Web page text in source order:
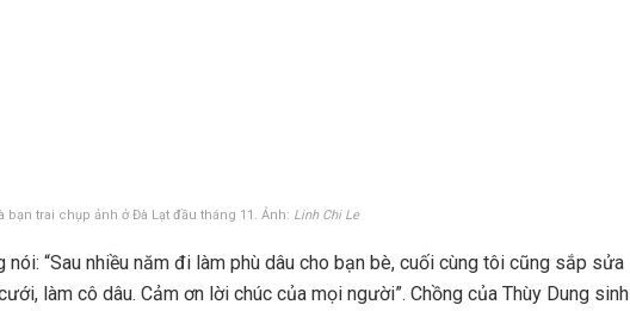
bạn trai chụp ảnh ở Đà Lạt đầu tháng 11. Ảnh: Linh Chi Le
nói: “Sau nhiều năm đi làm phù dâu cho bạn bè, cuối cùng tôi cũng sắp sửa
làm cô dâu. Cảm ơn lời chúc của mọi người”. Chồng của Thùy Dung sinh